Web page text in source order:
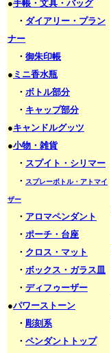
●手帳・文具・バッグ
・ ダイアリー・プラン
ナー
・ 御朱印帳
● ミニ香水瓶
・ ボトル部分
・ キャップ部分
●キャンドルグッツ
●小物・雑貨
・ スプイト・シリマー
・ スプレーボトル・アトマイ
ザー
・ アロマペンダント
・ ポーチ・台座
・ クロス・マット
・ ボックス・ガラス皿
・ ディフゥーザー
●パワーストーン
・ 彫刻系
・ ペンダントトップ